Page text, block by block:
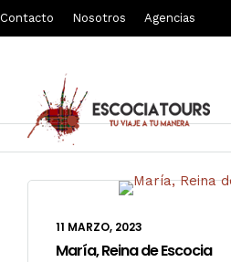
Contacto Nosotros Agencias
Podcast
11 MARZO, 2023
María, Reina de Escocia